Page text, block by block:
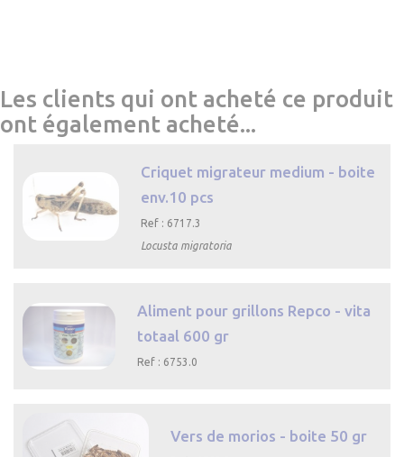
Les clients qui ont acheté ce produit
ont également acheté...
Criquet migrateur medium - boite
env.10 pcs
Ref : 6717.3
Locusta migratoria
Aliment pour grillons Repco - vita
totaal 600 gr
Ref : 6753.0
Vers de morios - boite 50 gr